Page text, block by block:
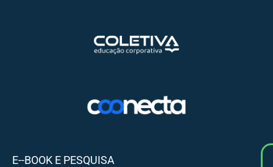
E--BOOK E PESQUISA